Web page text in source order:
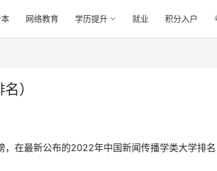
网络教育 学历提升 就业 积分入户
）
在最新公布的2022年中国新闻传播学类大学排名